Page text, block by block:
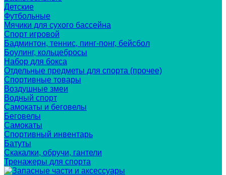
Детские
Футбольные
Мячики для сухого бассейна
Спорт игровой
Бадминтон, теннис, пинг-понг, бейсбол
Боулинг, кольцебросы
Набор для бокса
Отдельные предметы для спорта (прочее)
Спортивные товары
Воздушные змеи
Водный спорт
Самокаты и беговелы
Беговелы
Самокаты
Спортивный инвентарь
Батуты
Скакалки, обручи, гантели
Тренажеры для спорта